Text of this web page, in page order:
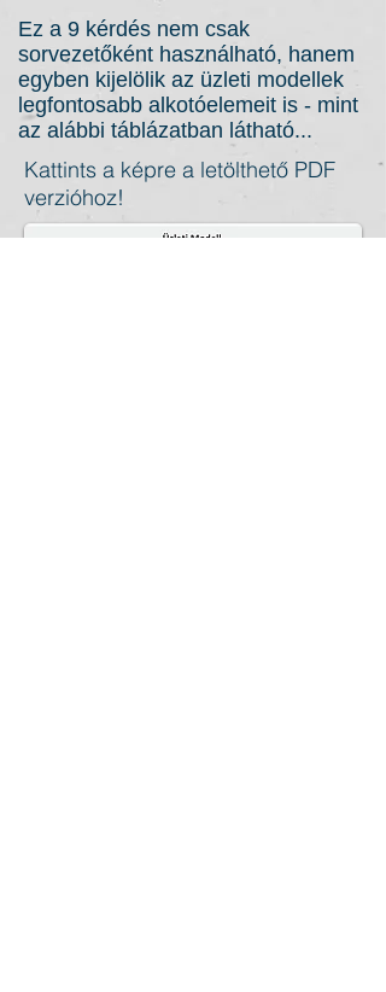
Ez a 9 kérdés nem csak
sorvezetőként használható, hanem
egyben kijelölik az üzleti modellek
legfontosabb alkotóelemeit is - mint
az alábbi táblázatban látható...
Kattints a képre a letölthető PDF
verzióhoz!